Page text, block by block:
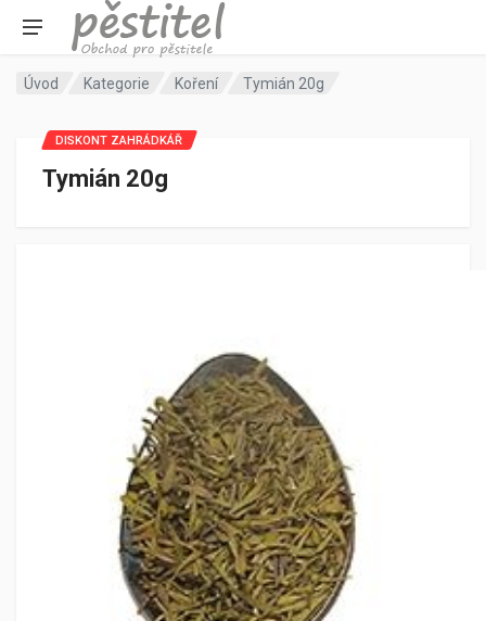
Úvod Kategorie Koření Tymián 20g
Tymián 20g
DISKONT ZAHRÁDKÁŘ